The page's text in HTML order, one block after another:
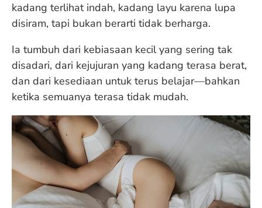
kadang terlihat indah, kadang layu karena lupa
disiram, tapi bukan berarti tidak berharga.
Ia tumbuh dari kebiasaan kecil yang sering tak
disadari, dari kejujuran yang kadang terasa berat,
dan dari kesediaan untuk terus belajar—bahkan
ketika semuanya terasa tidak mudah.